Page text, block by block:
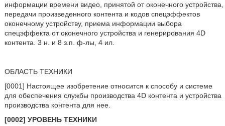
информации времени видео, принятой от оконечного устройства,
передачи произведенного контента и кодов спецэффектов
оконечному устройству, приема информации выбора
спецэффекта от оконечного устройства и генерирования 4D
контента. 3 н. и 8 з.п. ф-лы, 4 ил.
ОБЛАСТЬ ТЕХНИКИ
[0001] Настоящее изобретение относится к способу и системе
для обеспечения службы производства 4D контента и устройства
производства контента для нее.
[0002] УРОВЕНЬ ТЕХНИКИ